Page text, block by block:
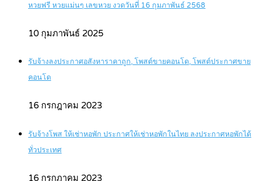
หวยฟรี หวยแม่นๆ เลขหวย งวดวันที่ 16 กุมภาพันธ์ 2568
10 กุมภาพันธ์ 2025
รับจ้างลงประกาศอสังหาราคาถูก, โพสต์ขายคอนโด, โพสต์ประกาศขาย
คอนโด
16 กรกฎาคม 2023
รับจ้างโพส ให้เช่าหอพัก ประกาศให้เช่าหอพักในไทย ลงประกาศหอพักได้
ทั่วประเทศ
16 กรกฎาคม 2023